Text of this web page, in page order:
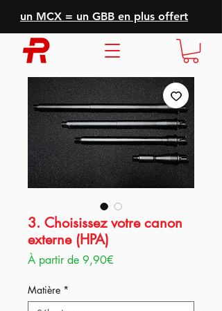
un MCX = un GBB en plus offert
3. Choisissez votre canon
externe (HPA)
À partir de 9,90€Prix
Matière *